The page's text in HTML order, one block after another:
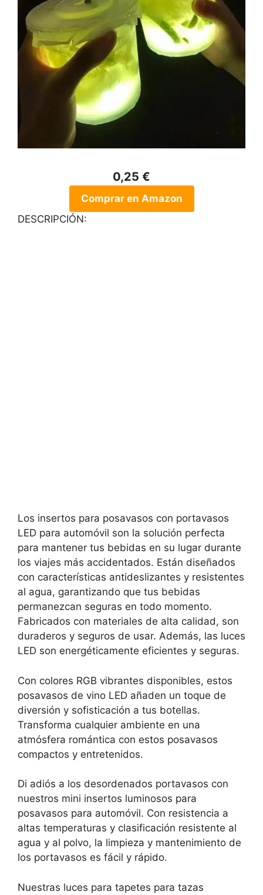
0,25 €
Comprar en Amazon
DESCRIPCIÓN:
Los insertos para posavasos con portavasos
LED para automóvil son la solución perfecta
para mantener tus bebidas en su lugar durante
los viajes más accidentados. Están diseñados
con características antideslizantes y resistentes
al agua, garantizando que tus bebidas
permanezcan seguras en todo momento.
Fabricados con materiales de alta calidad, son
duraderos y seguros de usar. Además, las luces
LED son energéticamente eficientes y seguras.
Con colores RGB vibrantes disponibles, estos
posavasos de vino LED añaden un toque de
diversión y sofisticación a tus botellas.
Transforma cualquier ambiente en una
atmósfera romántica con estos posavasos
compactos y entretenidos.
Di adiós a los desordenados portavasos con
nuestros mini insertos luminosos para
posavasos para automóvil. Con resistencia a
altas temperaturas y clasificación resistente al
agua y al polvo, la limpieza y mantenimiento de
los portavasos es fácil y rápido.
Nuestras luces para tapetes para tazas